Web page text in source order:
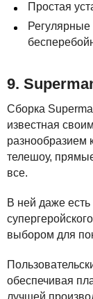
Простая
9.
Сборка
известная
разнообразием
телешоу,
все.
В ней даже
выбором для
обеспечивая